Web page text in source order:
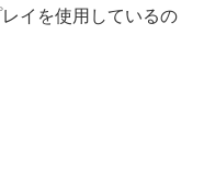
イを使用しているの